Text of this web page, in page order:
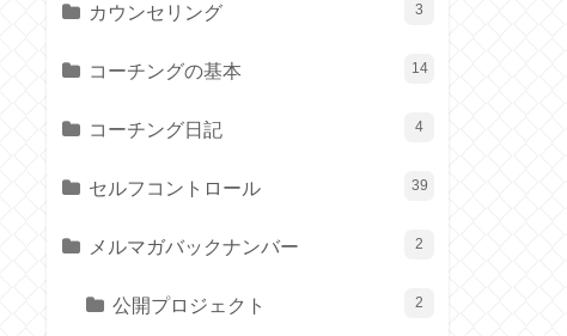
カウンセリング 3
コーチングの基本 14
コーチング日記 4
セルフコントロール 39
メルマガバックナンバー 2
公開プロジェクト 2